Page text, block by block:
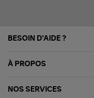
BESOIN D'AIDE ?
À PROPOS
NOS SERVICES